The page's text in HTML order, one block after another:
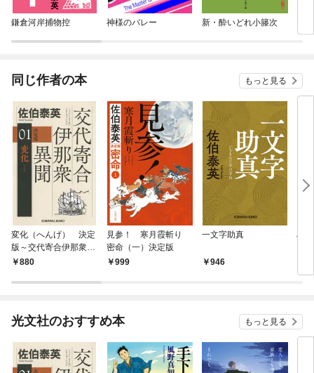
鎌倉河岸捕物控 神様のバレー 新・酔いどれ小籐次
同じ作者の本 もっと見る
変化（へんげ） 決定
版～交代寄合伊那衆異
聞（1）～
880
見参！ 寒月霞斬り
密命（一）決定版
999
一文字助真
946
め
光文社のおすすめ本 もっと見る